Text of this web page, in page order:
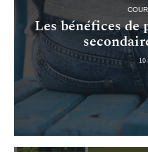
Les bénéfices de
10